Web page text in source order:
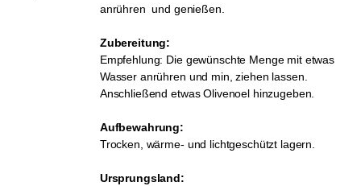
anrühren  und genießen.
Zubereitung:
Empfehlung: Die gewünschte Menge mit etwas
Wasser anrühren und min, ziehen lassen.
Anschließend etwas Olivenoel hinzugeben.
Aufbewahrung:
Trocken, wärme- und lichtgeschützt lagern.
Ursprungsland: